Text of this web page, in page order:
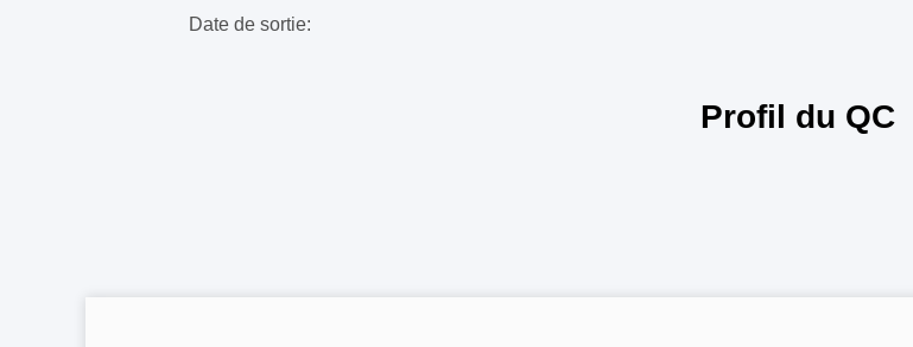
Date de sortie:
Profil du QC